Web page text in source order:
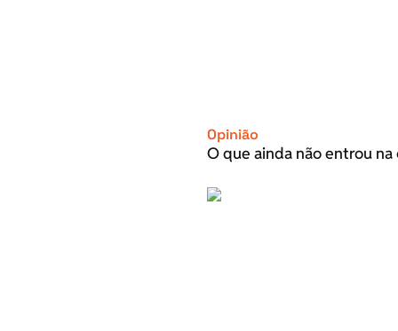
Opinião
O que ainda não entrou